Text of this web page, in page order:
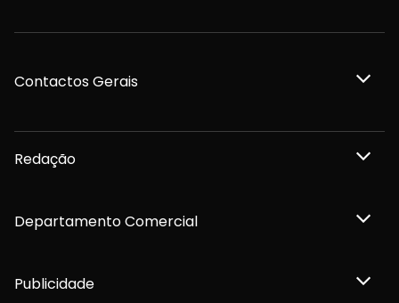
Contactos Gerais
Redação
Departamento Comercial
Publicidade